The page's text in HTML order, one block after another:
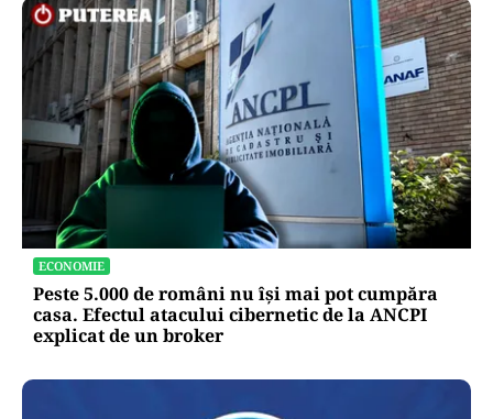
ECONOMIE
Peste 5.000 de români nu își mai pot cumpăra
casa. Efectul atacului cibernetic de la ANCPI
explicat de un broker